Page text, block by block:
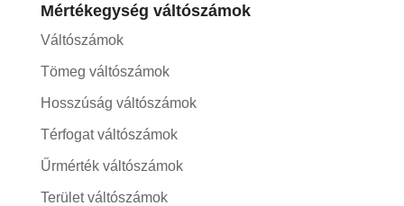
Mértékegység váltószámok
Váltószámok
Tömeg váltószámok
Hosszúság váltószámok
Térfogat váltószámok
Űrmérték váltószámok
Terület váltószámok